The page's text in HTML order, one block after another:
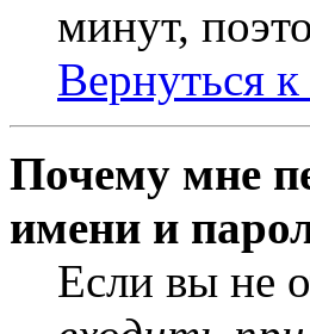
минут,
Вернуться к
Почему мне
имени и
Если вы не